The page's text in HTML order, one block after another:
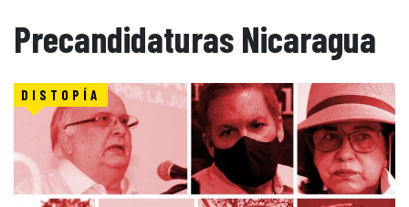
Precandidaturas Nicaragua
DISTOPÍA